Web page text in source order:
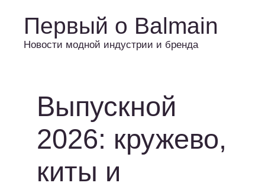
Первый о Balmain
Новости модной индустрии и бренда
Выпускной
2026: кружево,
киты и